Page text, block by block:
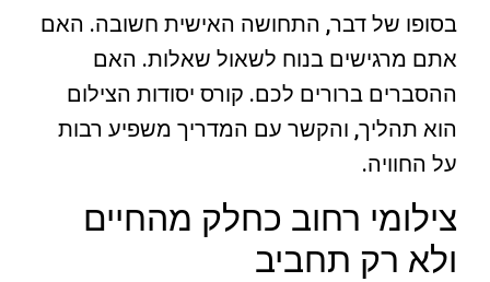
בסופו של דבר, התחושה האישית חשובה. האם
אתם מרגישים בנוח לשאול שאלות. האם
ההסברים ברורים לכם. קורס יסודות הצילום
הוא תהליך, והקשר עם המדריך משפיע רבות
על החוויה.
צילומי רחוב כחלק מהחיים
ולא רק תחביב